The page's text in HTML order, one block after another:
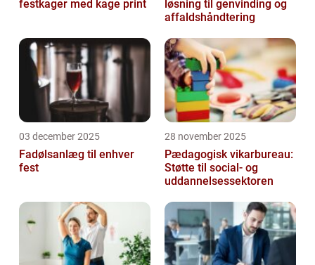
festkager med kage print
løsning til genvinding og
affaldshåndtering
03 december 2025
Fadølsanlæg til enhver
fest
28 november 2025
Pædagogisk vikarbureau:
Støtte til social- og
uddannelsessektoren